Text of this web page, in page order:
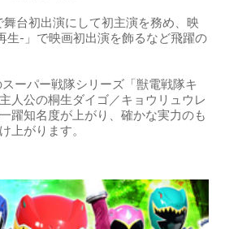
舞台初出演にして初主演を務め、映
生-」で映画初出演を飾るなど飛躍の
ーパー戦隊シリーズ「獣電戦隊キ
人公の桐生ダイゴ／キョウリュウレ
躍知名度が上がり、確かな実力のも
上がります。